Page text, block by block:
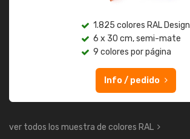
1.825 colores RAL Design
6 x 30 cm, semi-mate
9 colores por página
Info / pedido
ver todos los muestra de colores RAL